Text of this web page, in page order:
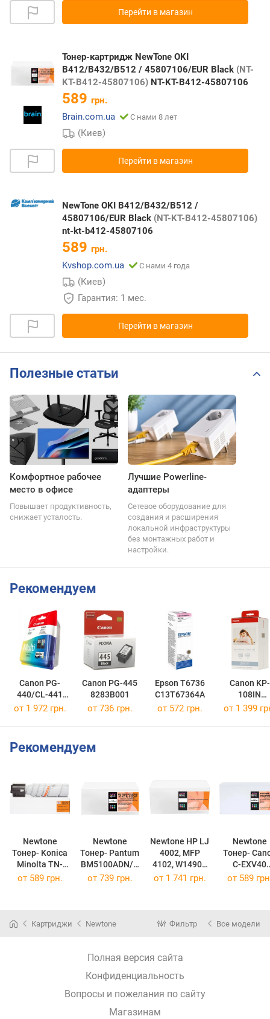
Перейти в магазин
Тонер-картридж NewTone OKI
B412/B432/B512 / 45807106/EUR Black (NT-
KT-B412-45807106) NT-KT-B412-45807106
589 грн.
Brain.com.ua
С нами 8 лет
(Киев)
Перейти в магазин
NewTone OKI B412/B432/B512 /
45807106/EUR Black (NT-KT-B412-45807106)
nt-kt-b412-45807106
589 грн.
Kvshop.com.ua
С нами 4 года
(Киев)
Гарантия: 1 мес.
Перейти в магазин
Полезные статьи
Комфортное рабочее
место в офисе
Повышает продуктивность,
снижает усталость.
Лучшие Powerline-
адаптеры
Сетевое оборудование для
создания и расширения
локальной инфраструктуры
без монтажных работ и
настройки.
Рекомендуем
Canon PG-
440/CL-441
MULTI
Canon PG-445
8283B001
Epson T6736
C13T67364A
Canon KP-
108IN
3115B001
от 1 972 грн. от 736 грн. от 572 грн. от 1 399
Рекомендуем
Newtone
Тонер- Konica
Minolta TN-
118/119 NT-
Newtone
Тонер- Pantum
BM5100ADN/B
M5100ADW,
6000ст NT-KT-
5120HP)
Newtone HP LJ
4002, MFP
4102, W1490X
Black NT-KT-
Newtone
Тонер- Canon
C-EXV40
от 589 грн. от 739 грн. от 1 741 грн. от 589
Картриджи Newtone Фильтр Все модели
Полная версия сайта
Конфиденциальность
Вопросы и пожелания по сайту
Магазинам